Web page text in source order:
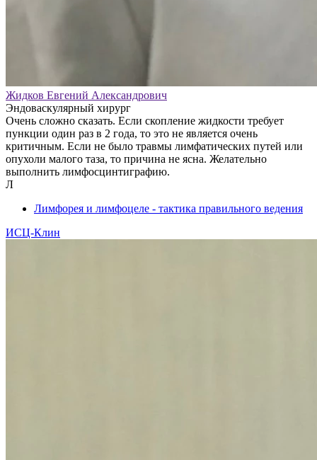
Жидков Евгений Александрович
Эндоваскулярный хирург
Очень сложно сказать. Если скопление жидкости требует
пункции один раз в 2 года, то это не является очень
критичным. Если не было травмы лимфатических путей или
опухоли малого таза, то причина не ясна. Желательно
выполнить лимфосцинтиграфию.
Л
Лимфорея и лимфоцеле - тактика правильного ведения
ИСЦ-Клин